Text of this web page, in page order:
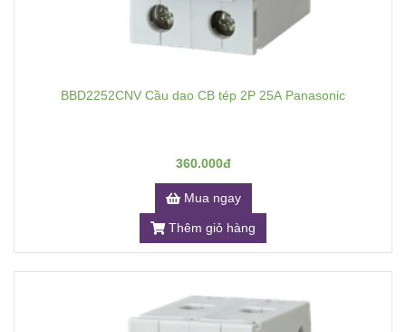
BBD2252CNV Cầu dao CB tép 2P 25A Panasonic
360.000đ
Mua ngay
Thêm giỏ hàng